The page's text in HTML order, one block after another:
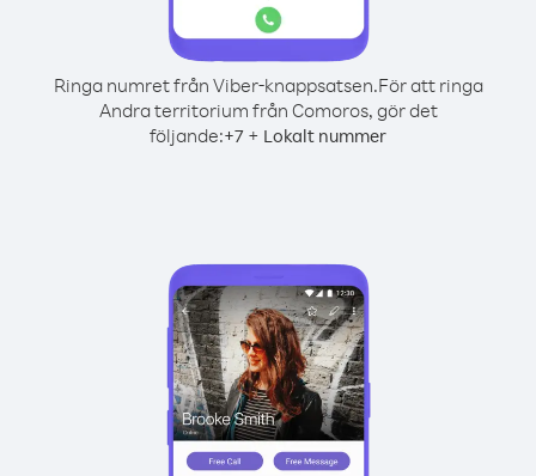
Ringa numret från Viber-knappsatsen.För att ringa
Andra territorium från Comoros, gör det
följande:+7 + Lokalt nummer